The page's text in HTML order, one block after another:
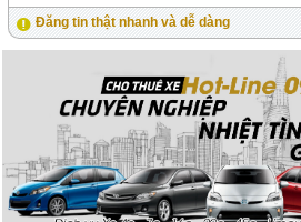
Đăng tin thật nhanh và dễ dàng